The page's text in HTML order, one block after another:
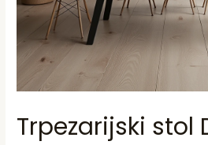
Trpezarijski stol